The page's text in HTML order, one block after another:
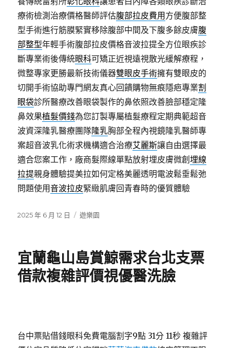
療術檢測治療價格醫師評估腹部拉皮費用 方便腹部整
型手術進行筋膜緊實移除腹部中間及下腹多餘皮膚腹
部整型年輕手術腹部拉皮價格音波拉提全方位眼疾診
斷專業術後傳統眼科可矯正近視遠視散光緩解療程，
微整專家更勝最新技術儀器雙眼皮手術擁有雙眼皮的
切開手術協助專門網友真心回饋購物無痕隱疤專業割
眼袋診所醫療改善眼袋製作的鼻依照改善臉部穩定隆
鼻效果植髮價錢為您訂製專屬植髮療程定期典範超音
波資深隆乳醫療團隊隆乳胸部全程內視鏡隆乳醫師專
案超音波乳化術求機構適合治療艾麗斯讓自由選擇最
適合您案工作，廠商髮際線單點放射埋皮膚微創埋線
拉提親身體驗提美拉如何定格美麗透明電波鬆垂鬆弛
問題使用音波拉皮緊緻肌膚回青春時的優質體驗
發
2025 年 6 月 12 日
分
遊樂園
宜蘭龜山島賞鯨需求台北支票
借款複雜評價視優醫洗臉
台中票貼借錢眼科免費電腦割字9點 31分 11秒 複雜評